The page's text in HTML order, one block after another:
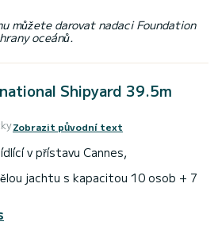
můžete darovat nadaci Foundation
oceánů.
Shipyard 39.5m
Zobrazit původní text
v přístavu Cannes,
jachtu s kapacitou 10 osob + 7
nájemníky lodí s manželskou